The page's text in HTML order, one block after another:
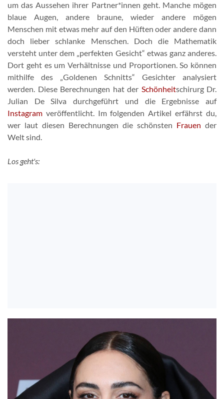
um das Aussehen ihrer Partner*innen geht. Manche mögen
blaue Augen, andere braune, wieder andere mögen
Menschen mit etwas mehr auf den Hüften oder andere dann
doch lieber schlanke Menschen. Doch die Mathematik
versteht unter dem „perfekten Gesicht“ etwas ganz anderes.
Dort geht es um Verhältnisse und Proportionen. So können
mithilfe des „Goldenen Schnitts“ Gesichter analysiert
werden. Diese Berechnungen hat der Schönheitschirurg Dr.
Julian De Silva durchgeführt und die Ergebnisse auf
Instagram veröffentlicht. Im folgenden Artikel erfährst du,
wer laut diesen Berechnungen die schönsten Frauen der
Welt sind.
Los geht's: